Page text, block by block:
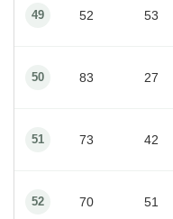
49 52 53
50 83 27
51 73 42
52 70 51